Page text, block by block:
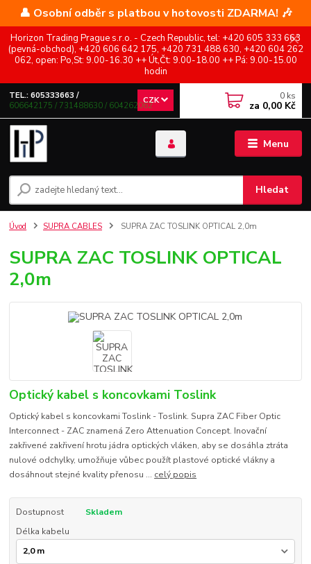
👤 Osobní odběr s platbou v hotovosti ZDARMA! 🎶
Horizon Trading Prague s.r.o. - Czech Republic, tel: +420 605 333 663
(pevná-obchod), +420 606 642 175, +420 731 488 630, +420 604 262
062, open: Po,St: 9.00-16.30 ++ Út,Čt: 9.00-18.00 ++ Pá: 9.00-15.00
hodin
Menu
CZK
Hledat
TEL.: 605333663 /
606642175 / 731488630 / 604262062
0 ks
za 0,00 Kč
Úvod SUPRA CABLES SUPRA ZAC TOSLINK OPTICAL 2,0m
SUPRA ZAC TOSLINK OPTICAL
2,0m
Optický kabel s koncovkami Toslink
Optický kabel s koncovkami Toslink - Toslink. Supra ZAC Fiber Optic
Interconnect - ZAC znamená Zero Attenuation Concept. Inovační
zakřivené zakřivení hrotu jádra optických vláken, aby se dosáhla ztráta
nulové odchylky, umožňuje vůbec použít plastové optické vlákny a
dosáhnout stejné kvality přenosu ... celý popis
Dostupnost
Skladem
Délka kabelu